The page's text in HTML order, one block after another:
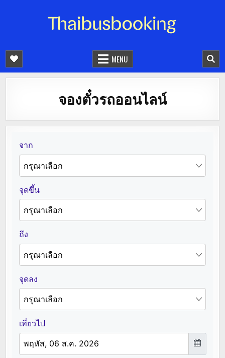
จองตั๋วรถออนไลน์ 24 ชั่วโมง
MENU
จองตั๋วรถออนไลน์